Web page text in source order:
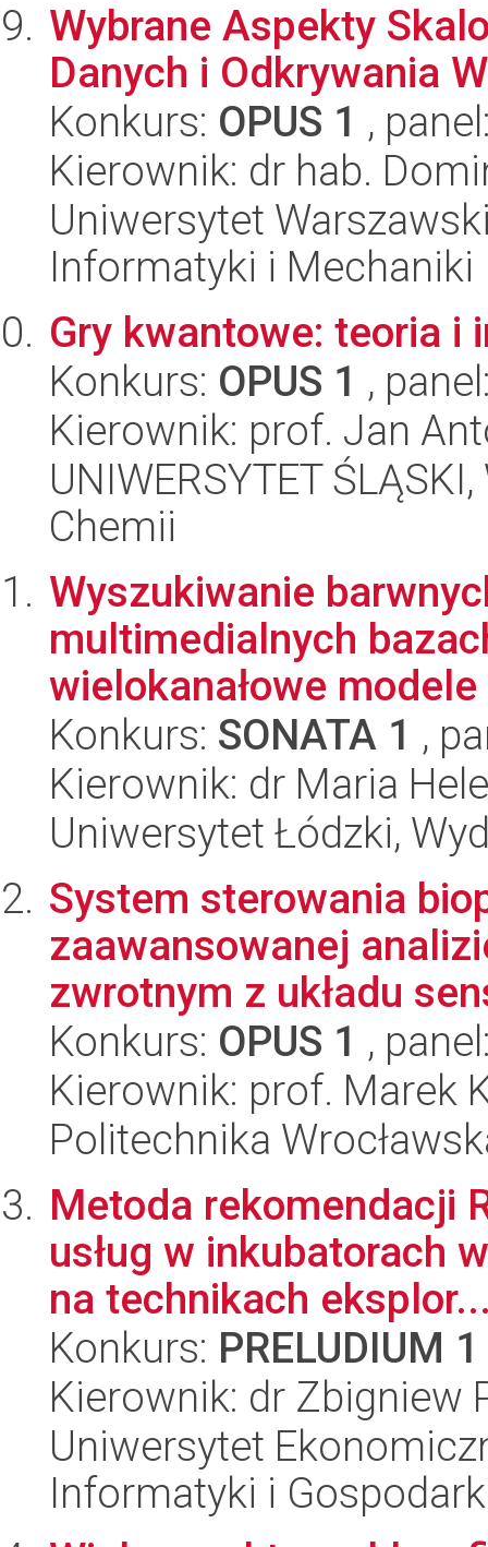
Wybrane Aspekty
Danych i Odkrywania
Konkurs: OPUS 1 ,
Kierownik: dr hab.
Uniwersytet
Informatyki i Mechaniki
Gry kwantowe: teoria i
Konkurs: OPUS 1 ,
Kierownik: prof. Jan
UNIWERSYTET
Chemii
Wyszukiwanie
multimedialnych
wielokanałowe
Konkurs: SONATA 1 ,
Kierownik: dr Maria
Uniwersytet Łódzki,
System sterowania
zaawansowanej
zwrotnym z układu
Konkurs: OPUS 1 ,
Kierownik: prof. Marek
Politechnika
Metoda rekomendacji
usług w inkubatorach
na technikach
Konkurs: PRELUDIUM 1
Kierownik: dr Zbigniew
Uniwersytet
Informatyki i